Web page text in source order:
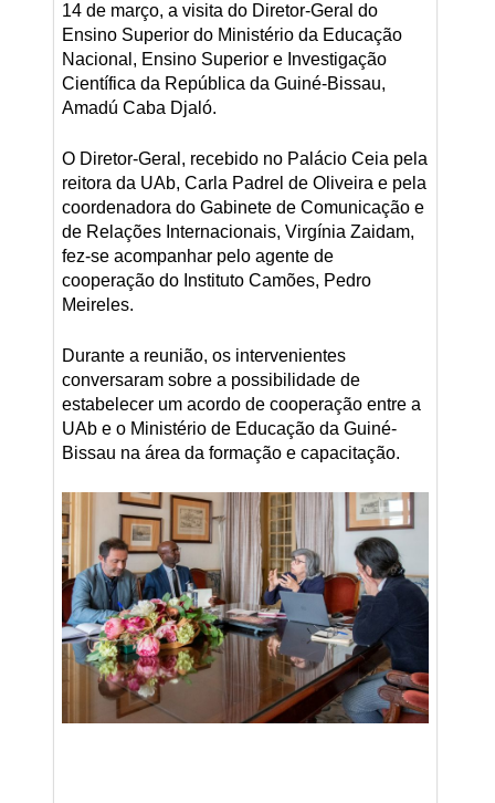
14 de março, a visita do Diretor-Geral do
Ensino Superior do Ministério da Educação
Nacional, Ensino Superior e Investigação
Científica da República da Guiné-Bissau,
Amadú Caba Djaló.
O Diretor-Geral, recebido no Palácio Ceia pela
reitora da UAb, Carla Padrel de Oliveira e pela
coordenadora do Gabinete de Comunicação e
de Relações Internacionais, Virgínia Zaidam,
fez-se acompanhar pelo agente de
cooperação do Instituto Camões, Pedro
Meireles.
Durante a reunião, os intervenientes
conversaram sobre a possibilidade de
estabelecer um acordo de cooperação entre a
UAb e o Ministério de Educação da Guiné-
Bissau na área da formação e capacitação.